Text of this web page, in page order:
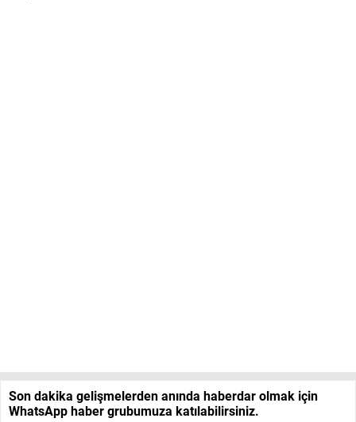
Son dakika gelişmelerden anında haberdar olmak için
WhatsApp haber grubumuza katılabilirsiniz.